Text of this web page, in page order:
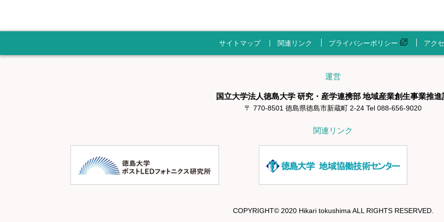
サイトマップ 関連リンク プライバシーポリシー アク
運営
国立大学法人徳島大学 研究・産学連携部 地域産業創生事業推進
〒 770-8501 徳島県徳島市新蔵町 2-24 Tel 088-656-9020
関連リンク
COPYRIGHT© 2020 Hikari tokushima ALL RIGHTS RESERVED.